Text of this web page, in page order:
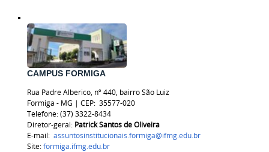
CAMPUS FORMIGA
Rua Padre Alberico, nº 440, bairro São Luiz
Formiga - MG | CEP: 35577-020
Telefone: (37) 3322-8434
Diretor-geral: Patrick Santos de Oliveira
E-mail: assuntosinstitucionais.formiga@ifmg.edu.br
Site:formiga.ifmg.edu.br